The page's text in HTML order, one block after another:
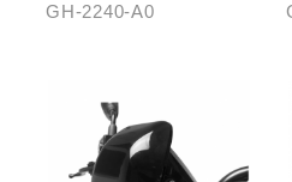
GH-2240-A0